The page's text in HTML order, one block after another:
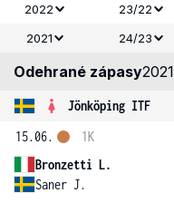
2022
23/22
2021
24/23
Odehrané zápasy2021
Jönköping ITF
15.06.
Bronzetti L.
Saner J.
1K